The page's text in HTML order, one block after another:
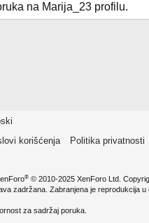
na Marija_23 profilu.
korišćenja Politika privatnosti
® © 2010-2025 XenForo Ltd.
zadržana. Zabranjena je reprodukcija u
za sadržaj poruka.